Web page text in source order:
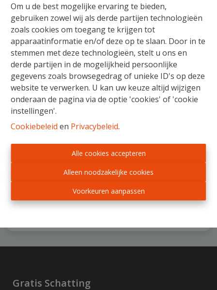
Om u de best mogelijke ervaring te bieden,
gebruiken zowel wij als derde partijen technologieën
zoals cookies om toegang te krijgen tot
apparaatinformatie en/of deze op te slaan. Door in te
stemmen met deze technologieën, stelt u ons en
derde partijen in de mogelijkheid persoonlijke
gegevens zoals browsegedrag of unieke ID's op deze
website te verwerken. U kan uw keuze altijd wijzigen
onderaan de pagina via de optie 'cookies' of 'cookie
instellingen'.
Cookiebeleid en Privacybeleid.
Alle cookies accepteren
Alleen noodzakelijke cookies
Voorkeuren aanpassen
Gratis Schatting